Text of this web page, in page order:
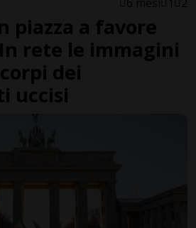
piazza a favore
rete le immagini
dei
uccisi